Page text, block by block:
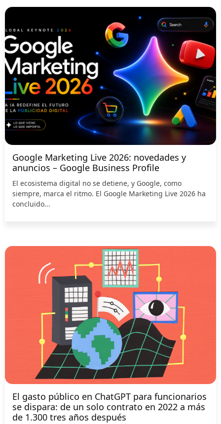
Google Marketing Live 2026: novedades y
anuncios – Google Business Profile
El ecosistema digital no se detiene, y Google, como
siempre, marca el ritmo. El Google Marketing Live 2026 ha
concluido...
El gasto público en ChatGPT para funcionarios
se dispara: de un solo contrato en 2022 a más
de 1.300 tres años después